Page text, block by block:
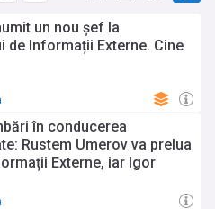
un nou șef la
de Informații Externe. Cine
în conducerea
Rustem Umerov va prelua
Externe, iar Igor
Național de